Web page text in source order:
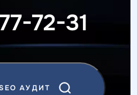
72-31
АУДИТ